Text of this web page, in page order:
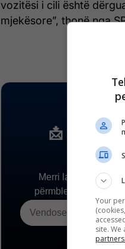
vozitësi i cili është
mjekësore”, thonë nga
Your
site.
partners.